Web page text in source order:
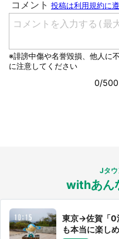
Jタウ
withあん
東京→佐賀「0
も本当に楽し